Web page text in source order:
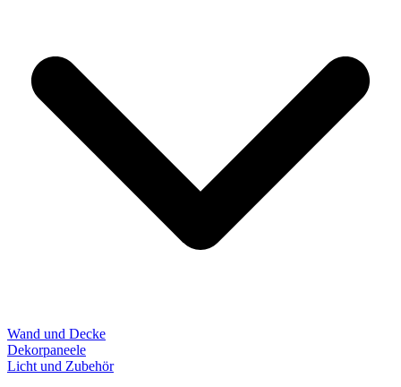
Wand und Decke
Dekorpaneele
Licht und Zubehör